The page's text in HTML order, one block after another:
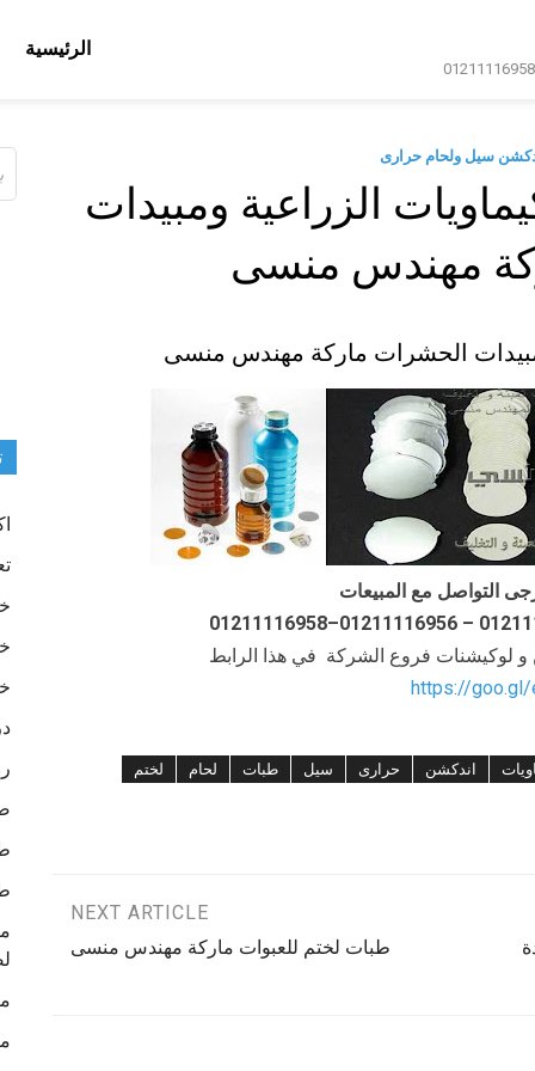
الرئيسية
سيل ولحام حرارى
الزراعية ومبيدات
مهندس منسى
الحشرات ماركة مهندس منسى
التواصل مع المبيعات
و لوكيشنات فروع الشركة في هذا الرابط
https://goo.gl/
اندكشن حرارى سيل طبات لحام
لختم
NEXT ARTICLE
طبات لختم للعبوات ماركة مهندس منسى